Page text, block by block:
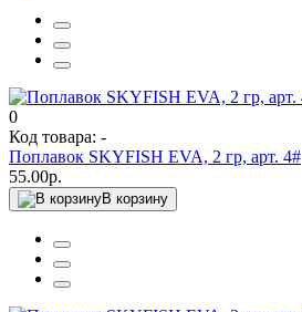
0
Код товара: -
Поплавок SKYFISH EVA, 2 гр, арт. 4#
55.00р.
В корзину